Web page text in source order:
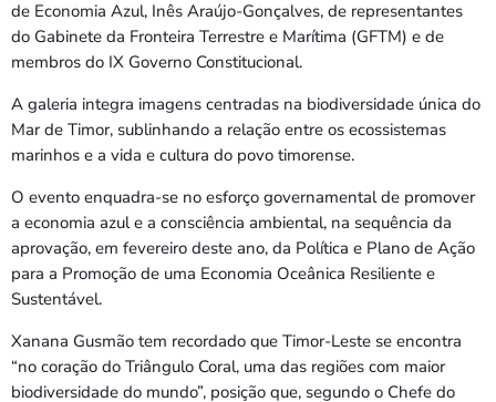
de Economia Azul, Inês Araújo-Gonçalves, de representantes
do Gabinete da Fronteira Terrestre e Marítima (GFTM) e de
membros do IX Governo Constitucional.
A galeria integra imagens centradas na biodiversidade única do
Mar de Timor, sublinhando a relação entre os ecossistemas
marinhos e a vida e cultura do povo timorense.
O evento enquadra-se no esforço governamental de promover
a economia azul e a consciência ambiental, na sequência da
aprovação, em fevereiro deste ano, da Política e Plano de Ação
para a Promoção de uma Economia Oceânica Resiliente e
Sustentável.
Xanana Gusmão tem recordado que Timor-Leste se encontra
“no coração do Triângulo Coral, uma das regiões com maior
biodiversidade do mundo”, posição que, segundo o Chefe do